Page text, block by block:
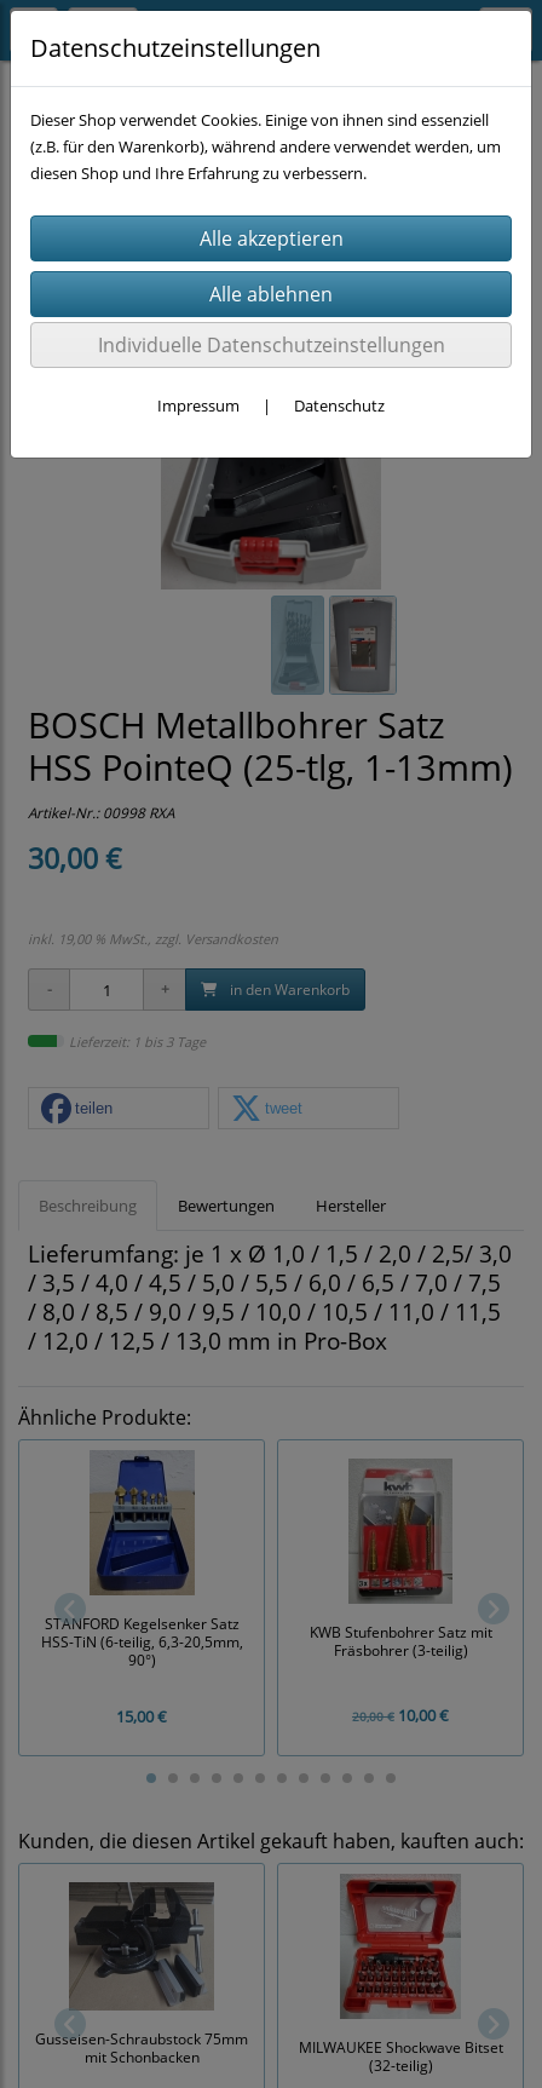
MASCHINEN-ZUBEHÖR BOHREN Metallbohrer
BOSCH Metallbohrer Satz
HSS PointeQ (25-tlg, 1-13mm)
Artikel-Nr.:00998 RXA
30,00 €
inkl. 19,00 % MwSt., zzgl. Versandkosten
in den Warenkorb
Lieferzeit: 1 bis 3 Tage
teilen tweet
Beschreibung Bewertungen Hersteller
Lieferumfang: je 1 x Ø 1,0 / 1,5 / 2,0 / 2,5/ 3,0
/ 3,5 / 4,0 / 4,5 / 5,0 / 5,5 / 6,0 / 6,5 / 7,0 / 7,5
/ 8,0 / 8,5 / 9,0 / 9,5 / 10,0 / 10,5 / 11,0 / 11,5
/ 12,0 / 12,5 / 13,0 mm in Pro-Box
Ähnliche Produkte:
STANFORD Kegelsenker Satz
HSS-TiN (6-teilig, 6,3-20,5mm,
90°)
15,00 €
KWB Stufenbohrer Satz mit
Fräsbohrer (3-teilig)
20,00 € 10,00 €
Kunden, die diesen Artikel gekauft haben, kauften auch:
Gusseisen-Schraubstock 75mm
mit Schonbacken
MILWAUKEE Shockwave Bitset
(32-teilig)
Datenschutzeinstellungen
Dieser Shop verwendet Cookies. Einige von ihnen sind essenziell
(z.B. für den Warenkorb), während andere verwendet werden, um
diesen Shop und Ihre Erfahrung zu verbessern.
Individuelle Datenschutzeinstellungen
Impressum | Datenschutz